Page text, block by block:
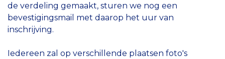
de verdeling gemaakt, sturen we nog een
bevestigingsmail met daarop het uur van
inschrijving.
Iedereen zal op verschillende plaatsen foto's